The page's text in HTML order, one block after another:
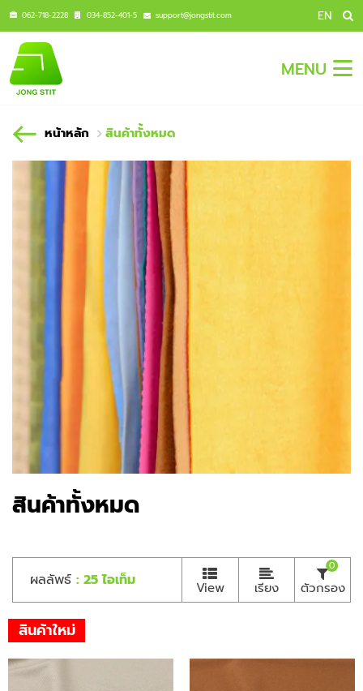
062-718-2228 034-852-401-5 support@jongstit.com EN
MENU
หน้าหลัก สินค้าทั้งหมด
สินค้าทั้งหมด
ผลลัพธ์ : 25 ไอเท็ม View เรียง ตัวกรอง
0
สินค้าใหม่